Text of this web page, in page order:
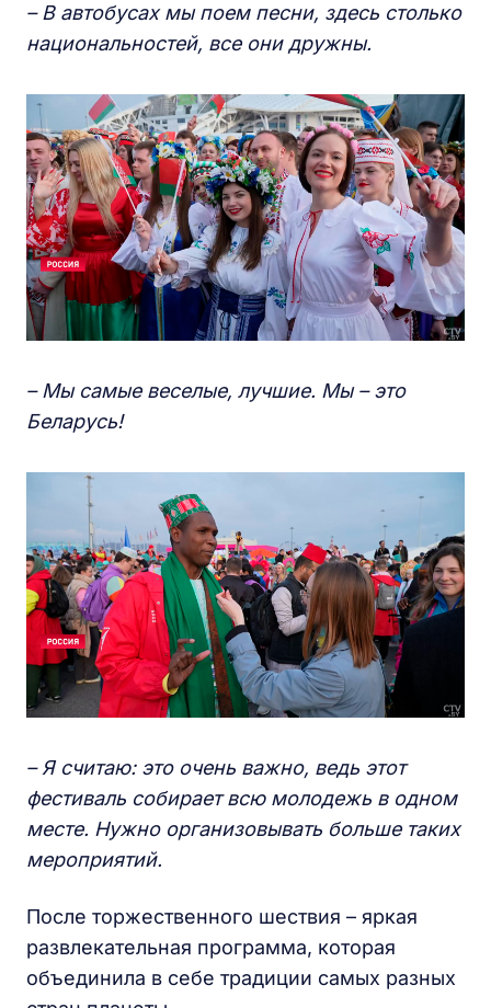
– В автобусах мы поем песни, здесь столько
национальностей, все они дружны.
– Мы самые веселые, лучшие. Мы – это
Беларусь!
– Я считаю: это очень важно, ведь этот
фестиваль собирает всю молодежь в одном
месте. Нужно организовывать больше таких
мероприятий.
После торжественного шествия – яркая
развлекательная программа, которая
объединила в себе традиции самых разных